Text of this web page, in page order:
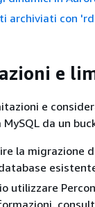
archiviati con
e
e
da un
la migrazione
utilizzare